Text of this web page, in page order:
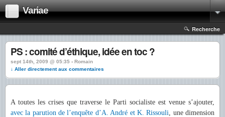
Variae
Recherche
PS : comité d’éthique, idée en toc ?
sept 14th, 2009 @ 05:35 › Romain
↓ Aller directement aux commentaires
A toutes les crises que traverse le Parti socialiste est venue s’ajouter,
avec la parution de l’enquête d’A. André et K. Rissouli, une dimension